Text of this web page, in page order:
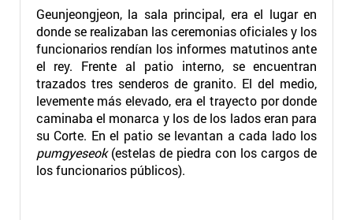
Geunjeongjeon, la sala principal, era el lugar en
donde se realizaban las ceremonias oficiales y los
funcionarios rendían los informes matutinos ante
el rey. Frente al patio interno, se encuentran
trazados tres senderos de granito. El del medio,
levemente más elevado, era el trayecto por donde
caminaba el monarca y los de los lados eran para
su Corte. En el patio se levantan a cada lado los
pumgyeseok(estelas de piedra con los cargos de
los funcionarios públicos).